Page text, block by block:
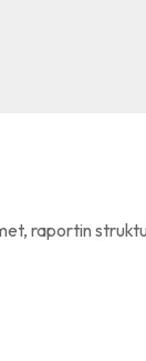
raportin